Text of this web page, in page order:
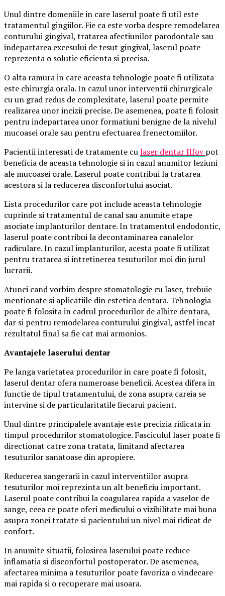
Unul dintre domeniile in care laserul poate fi util este
tratamentul gingiilor. Fie ca este vorba despre remodelarea
conturului gingival, tratarea afectiunilor parodontale sau
indepartarea excesului de tesut gingival, laserul poate
reprezenta o solutie eficienta si precisa.
O alta ramura in care aceasta tehnologie poate fi utilizata
este chirurgia orala. In cazul unor interventii chirurgicale
cu un grad redus de complexitate, laserul poate permite
realizarea unor incizii precise. De asemenea, poate fi folosit
pentru indepartarea unor formatiuni benigne de la nivelul
mucoasei orale sau pentru efectuarea frenectomiilor.
Pacientii interesati de tratamente culaser dentar Ilfovpot
beneficia de aceasta tehnologie si in cazul anumitor leziuni
ale mucoasei orale. Laserul poate contribui la tratarea
acestora si la reducerea disconfortului asociat.
Lista procedurilor care pot include aceasta tehnologie
cuprinde si tratamentul de canal sau anumite etape
asociate implanturilor dentare. In tratamentul endodontic,
laserul poate contribui la decontaminarea canalelor
radiculare. In cazul implanturilor, acesta poate fi utilizat
pentru tratarea si intretinerea tesuturilor moi din jurul
lucrarii.
Atunci cand vorbim despre stomatologie cu laser, trebuie
mentionate si aplicatiile din estetica dentara. Tehnologia
poate fi folosita in cadrul procedurilor de albire dentara,
dar si pentru remodelarea conturului gingival, astfel incat
rezultatul final sa fie cat mai armonios.
Avantajele laserului dentar
Pe langa varietatea procedurilor in care poate fi folosit,
laserul dentar ofera numeroase beneficii. Acestea difera in
functie de tipul tratamentului, de zona asupra careia se
intervine si de particularitatile fiecarui pacient.
Unul dintre principalele avantaje este precizia ridicata in
timpul procedurilor stomatologice. Fasciculul laser poate fi
directionat catre zona tratata, limitand afectarea
tesuturilor sanatoase din apropiere.
Reducerea sangerarii in cazul interventiilor asupra
tesuturilor moi reprezinta un alt beneficiu important.
Laserul poate contribui la coagularea rapida a vaselor de
sange, ceea ce poate oferi medicului o vizibilitate mai buna
asupra zonei tratate si pacientului un nivel mai ridicat de
confort.
In anumite situatii, folosirea laserului poate reduce
inflamatia si disconfortul postoperator. De asemenea,
afectarea minima a tesuturilor poate favoriza o vindecare
mai rapida si o recuperare mai usoara.